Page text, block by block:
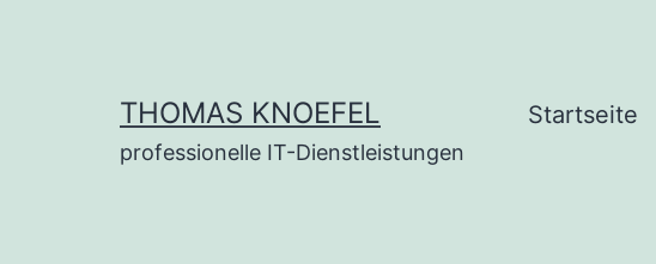
THOMAS KNOEFEL
professionelle IT-Dienstleistungen
Startseite